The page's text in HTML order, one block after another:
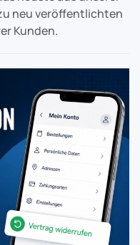
neu veröffentlichten
Kunden.